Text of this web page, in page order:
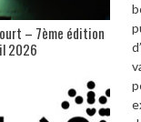
– 7ème édition
2026